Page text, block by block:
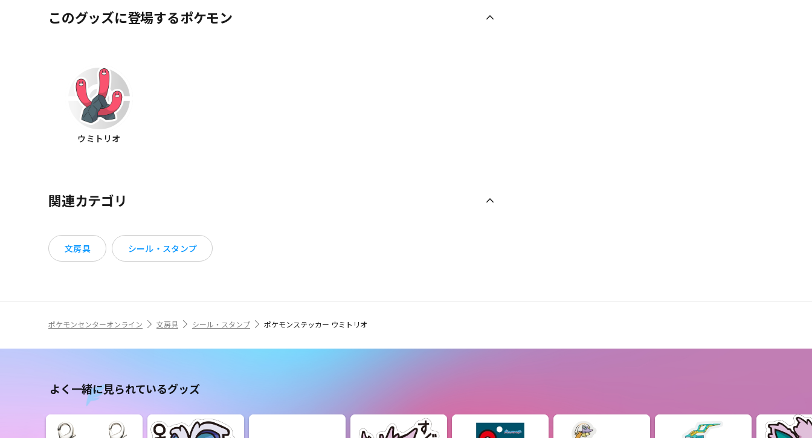
このグッズに登場するポケモン
ウミトリオ
関連カテゴリ
文房具 シール・スタンプ
ポケモンセンターオンライン 文房具 シール・スタンプ ポケモンステッカー ウミトリオ
よく一緒に見られているグッズ